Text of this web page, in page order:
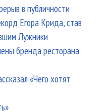
в публичности
Егора Крида, став
Лужники
бренда ресторана
«Чего хотят